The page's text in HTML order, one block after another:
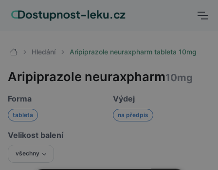
Hledání Aripiprazole neuraxpharm tableta 10mg
Aripiprazole neuraxpharm10mg
Forma
tableta
Výdej
na předpis
Velikost balení
všechny